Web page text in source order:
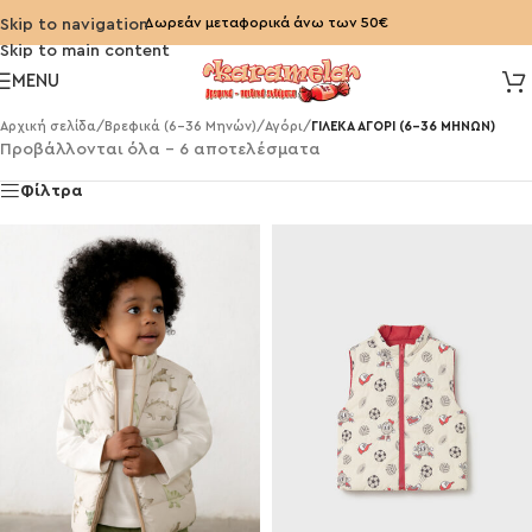
Skip to navigation
Skip to main content
Δωρεάν μεταφορικά άνω των 50€
MENU
Αρχική σελίδα/ Βρεφικά (6-36 Μηνών)/Αγόρι/ ΓΙΛΕΚΑ ΑΓΟΡΙ (6-36 ΜΗΝΩΝ)
Προβάλλονται όλα - 6 αποτελέσματα
Φίλτρα